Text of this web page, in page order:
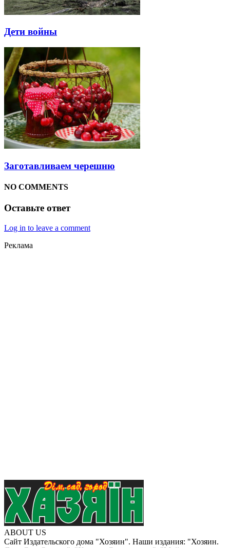
Дети войны
Заготавливаем черешню
NO COMMENTS
Оставьте ответ
Log in to leave a comment
Реклама
ABOUT US
Сайт Издательского дома "Хозяин". Наши издания: "Хозяин.